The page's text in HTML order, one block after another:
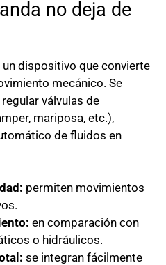
no deja de
un dispositivo que convierte
mecánico. Se
válvulas de
mariposa, etc.),
de fluidos en
permiten movimientos
en comparación con
o hidráulicos.
se integran fácilmente